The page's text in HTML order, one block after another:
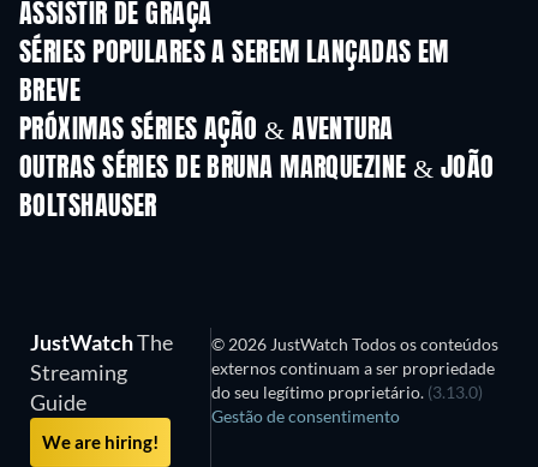
ASSISTIR DE GRAÇA
Série
SÉRIES POPULARES A SEREM LANÇADAS EM
BREVE
PRÓXIMAS SÉRIES AÇÃO & AVENTURA
Temporada 2 Temporada 2
OUTRAS SÉRIES DE BRUNA MARQUEZINE & JOÃO
BOLTSHAUSERSérie
JustWatchThe
Streaming
Guide
We are hiring!
© 2026 JustWatch Todos os conteúdos
externos continuam a ser propriedade
do seu legítimo proprietário. (3.13.0)
Gestão de consentimento